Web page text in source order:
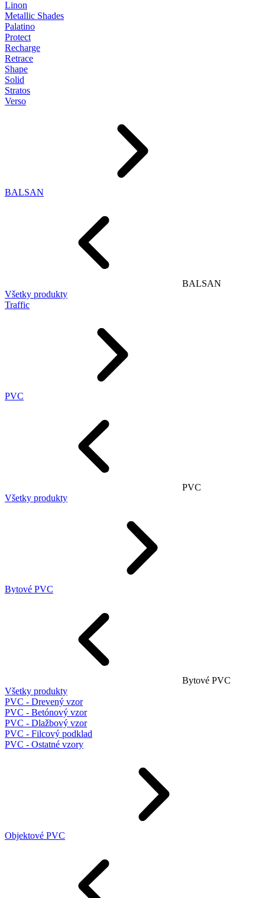
Linon
Metallic Shades
Palatino
Protect
Recharge
Retrace
Shape
Solid
Stratos
Verso
BALSAN
BALSAN
Všetky produkty
Traffic
PVC
PVC
Všetky produkty
Bytové PVC
Bytové PVC
Všetky produkty
PVC - Drevený vzor
PVC - Betónový vzor
PVC - Dlažbový vzor
PVC - Filcový podklad
PVC - Ostatné vzory
Objektové PVC